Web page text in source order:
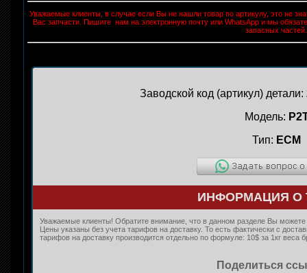
Уважаемые клиенты, в случае если Вы не нашли товар по артикулу, это не
Вас запчасти. Пишите нам на электронную почту или WhatsApp и мы
запасных частей.
Заводской код (артикул) детали:
Модель:
Тип: ECM
ИНФОРМАЦИЯ О
Уважаемые клиенты! Обратите внимание, что в данном разделе Вы можете
Цены указаны без учета тарифов на доставку. То есть фактически с
тарифов на доставку производится отдельно по формуле: 10$ за 1кг веса
Поделиться